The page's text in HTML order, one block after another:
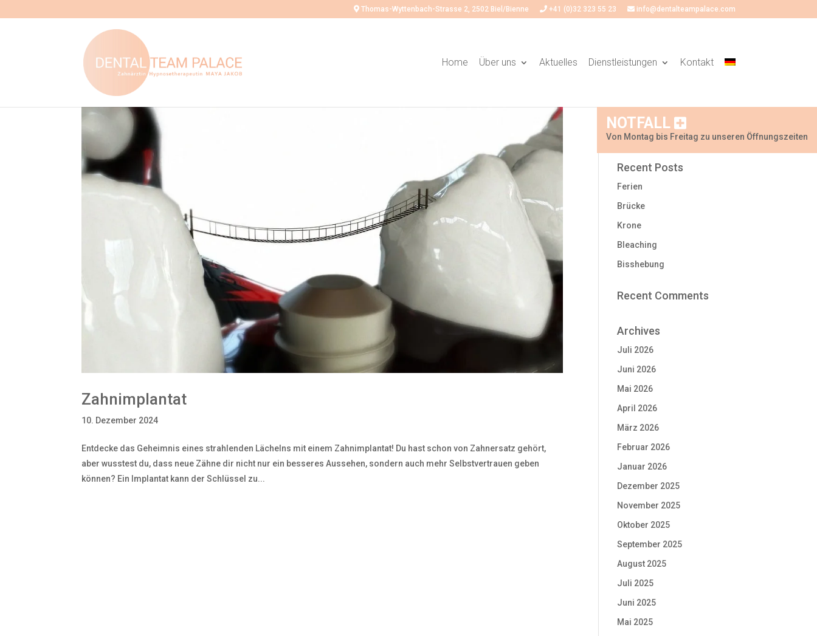
Thomas-Wyttenbach-Strasse 2, 2502 Biel/Bienne +41 (0)32 323 55 23 info@dentalteampalace.com
Home Über uns Aktuelles Dienstleistungen Kontakt
NOTFALL
Von Montag bis Freitag zu unseren Öffnungszeiten
Zahnimplantat
10. Dezember 2024
Entdecke das Geheimnis eines strahlenden Lächelns mit einem Zahnimplantat! Du hast schon von Zahnersatz gehört,
aber wusstest du, dass neue Zähne dir nicht nur ein besseres Aussehen, sondern auch mehr Selbstvertrauen geben
können? Ein Implantat kann der Schlüssel zu...
Search
Recent Posts
Ferien
Brücke
Krone
Bleaching
Bisshebung
Recent Comments
Archives
Juli 2026
Juni 2026
Mai 2026
April 2026
März 2026
Februar 2026
Januar 2026
Dezember 2025
November 2025
Oktober 2025
September 2025
August 2025
Juli 2025
Juni 2025
Mai 2025